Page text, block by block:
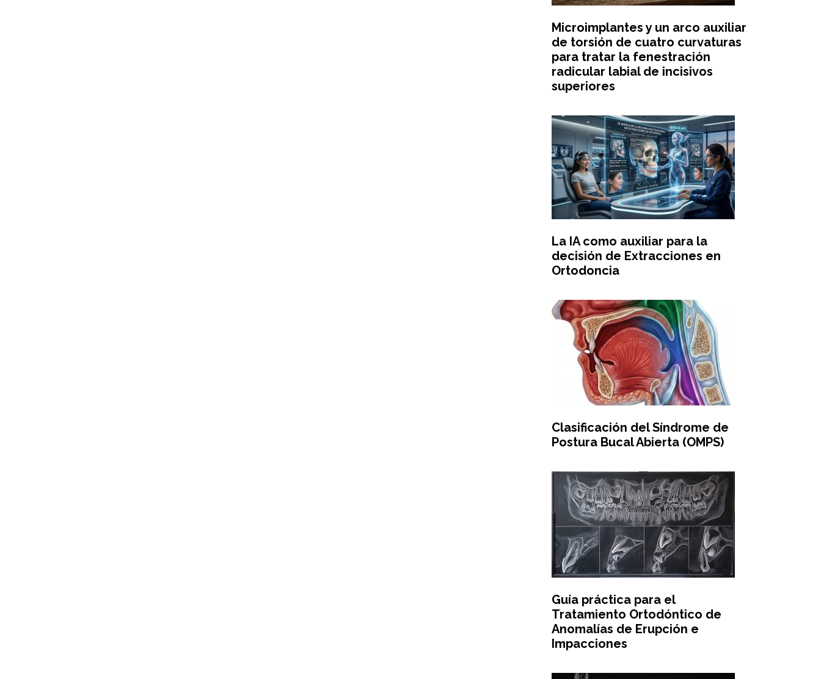
Microimplantes y un arco auxiliar
de torsión de cuatro curvaturas
para tratar la fenestración
radicular labial de incisivos
superiores
La IA como auxiliar para la
decisión de Extracciones en
Ortodoncia
Clasificación del Síndrome de
Postura Bucal Abierta (OMPS)
Guía práctica para el
Tratamiento Ortodóntico de
Anomalías de Erupción e
Impacciones